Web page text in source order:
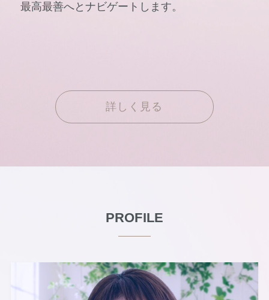
最高最善へとナビゲートします。
詳しく見る
PROFILE